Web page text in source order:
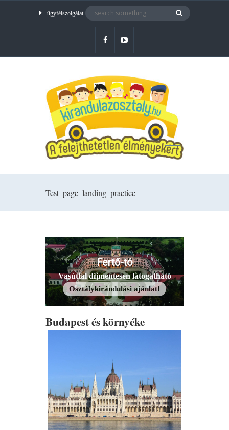
ügyfélszolgálat
Test_page_landing_practice
Fertő-tó
Vasúttal díjmentesen látogatható
Osztálykirándulási ajánlat!
Budapest és környéke